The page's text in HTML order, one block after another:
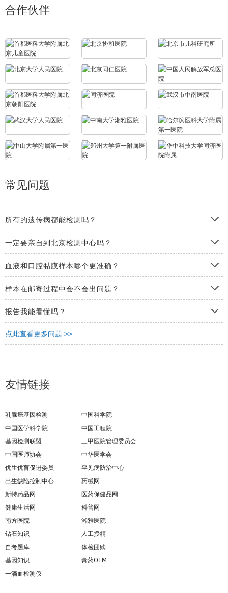
合作伙伴
常见问题
所有的遗传病都能检测吗？
一定要亲自到北京检测中心吗？
血液和口腔黏膜样本哪个更准确？
样本在邮寄过程中会不会出问题？
报告我能看懂吗？
点此查看更多问题 >>
友情链接
乳腺癌基因检测
中国科学院
中国医学科学院
中国工程院
基因检测联盟
三甲医院管理委员会
中国医师协会
中华医学会
优生优育促进委员
罕见病防治中心
出生缺陷控制中心
药械网
新特药品网
医药保健品网
健康生活网
科普网
南方医院
湘雅医院
钻石知识
人工授精
自考题库
体检团购
基因知识
膏药OEM
一滴血检测仪